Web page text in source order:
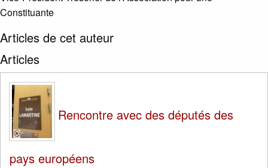
Constituante
Articles de cet auteur
Articles
Rencontre avec des députés des
pays européens